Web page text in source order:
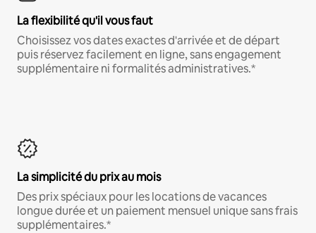
La flexibilité qu'il vous faut
Choisissez vos dates exactes d'arrivée et de départ
puis réservez facilement en ligne, sans engagement
supplémentaire ni formalités administratives.*
La simplicité du prix au mois
Des prix spéciaux pour les locations de vacances
longue durée et un paiement mensuel unique sans frais
supplémentaires.*